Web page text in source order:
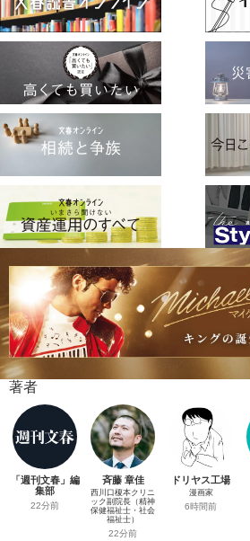
著者
「週刊文春」編
集部
22分前
斉藤 章佳
西川口榎本クリニ
ック副院長（精神
保健福祉士・社会
福祉士）
22分前
ドリヤス工場
漫画家
6時間前